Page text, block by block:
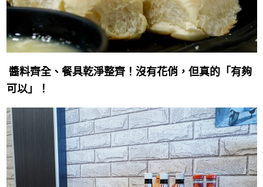
醬料齊全、餐具乾淨整齊！ 沒有花俏，但真的「有夠
可以」！